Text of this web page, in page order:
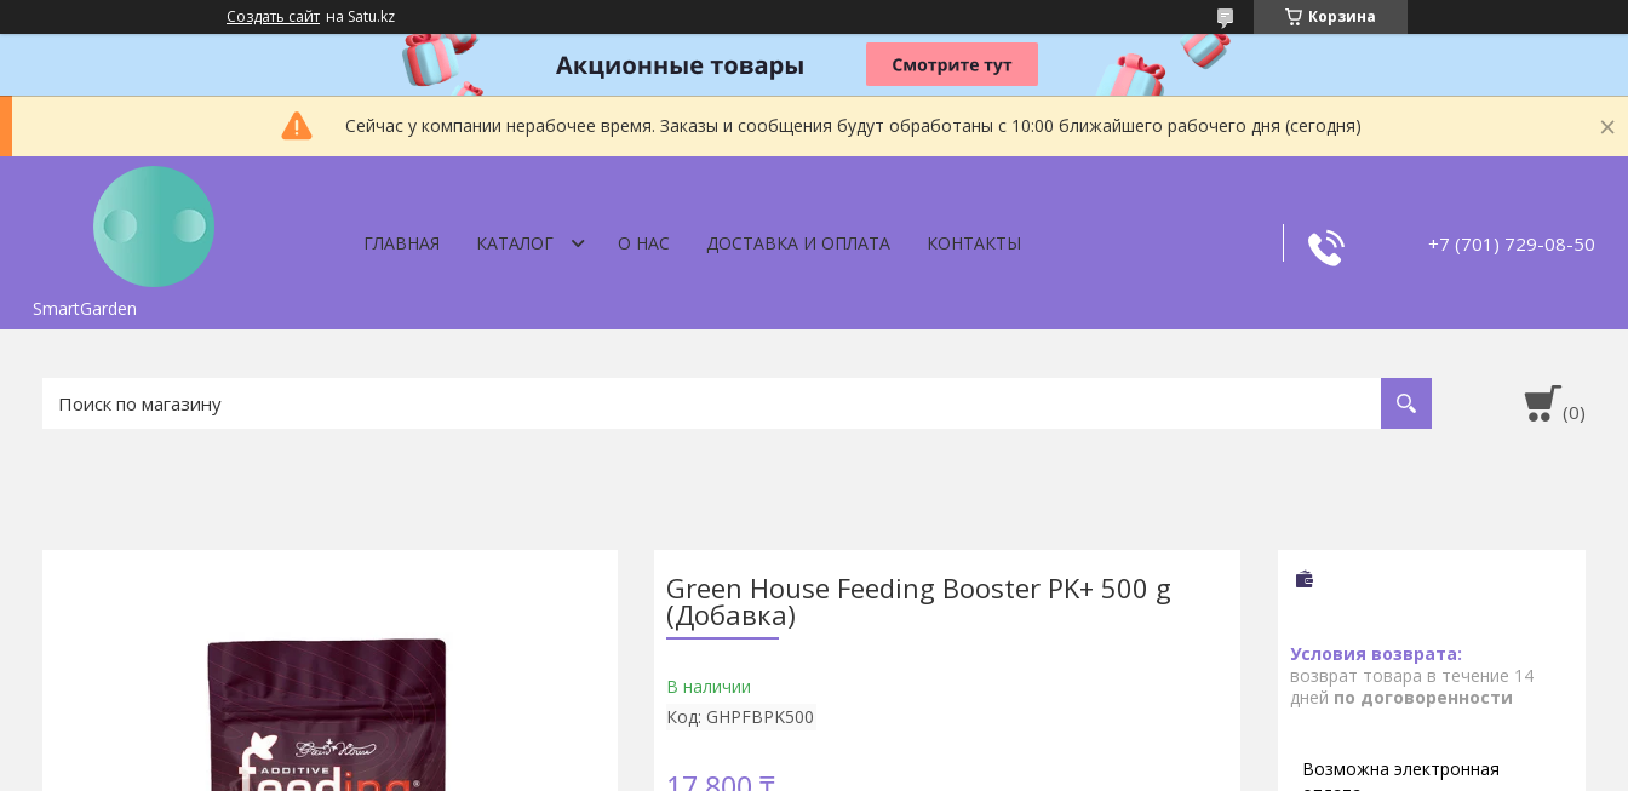
Создать сайт на Satu.kz Корзина
Сейчас у компании нерабочее время. Заказы и сообщения будут обработаны с 10:00 ближайшего рабочего дня (сегодня)
SmartGarden
ГЛАВНАЯ КАТАЛОГ О НАС ДОСТАВКА И ОПЛАТА КОНТАКТЫ +7 (701) 729-08-50
Green House Feeding Booster PK+ 500 g
(Добавка)
В наличии
Код: GHPFBPK500
возврат товара в течение 14
дней по договоренности